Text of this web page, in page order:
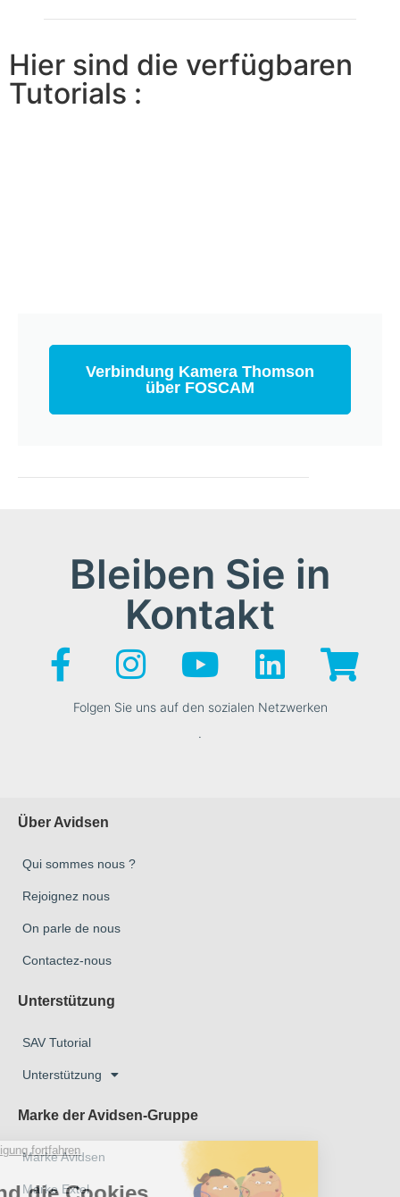
Hier sind die verfügbaren
Tutorials :
Verbindung Kamera Thomson
über FOSCAM
Bleiben Sie in
Kontakt
Folgen Sie uns auf den sozialen Netzwerken
.
Über Avidsen
Qui sommes nous ?
Rejoignez nous
On parle de nous
Contactez-nous
Unterstützung
SAV Tutorial
Unterstützung
Marke der Avidsen-Gruppe
Marke Avidsen
Marke Extel